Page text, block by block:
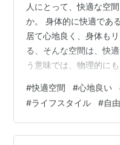
人にとって、快適な空
か。 身体的に快適であ
居て心地良く、身体も
る、そんな空間は、快
う意味では、物理的に
たり、寒すぎたり、じ
たり、もはやその空間
もかくにも、一刻も早
覚的にも、つまり、目
#快適空間 #心地良い
#ライフスタイル #自由